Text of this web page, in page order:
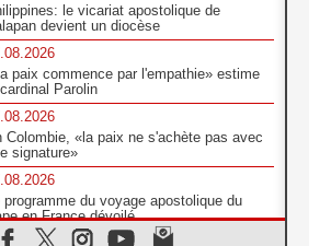
le vicariat apostolique de
devient un diocèse
paix commence par l'empathie» estime
Parolin
Colombie, «la paix ne s'achète pas avec
signature»
programme du voyage apostolique du
en France dévoilé